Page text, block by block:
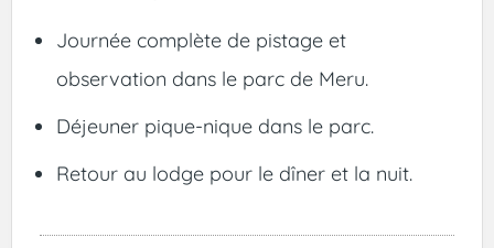
Journée complète de pistage et
observation dans le parc de Meru.
Déjeuner pique-nique dans le parc.
Retour au lodge pour le dîner et la nuit.